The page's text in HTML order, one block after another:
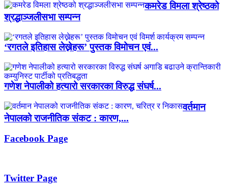
कमरेड विमला श्रेष्ठको
श्रद्धाञ्जलीसभा सम्पन्न
‘रगतले इतिहास लेख्नेहरू’ पुस्तक विमोचन एवं...
गणेश नेपालीको हत्यारो सरकारका विरुद्ध संघर्ष...
वर्तमान
नेपालको राजनीतिक संकट : कारण,...
Facebook Page
Twitter Page